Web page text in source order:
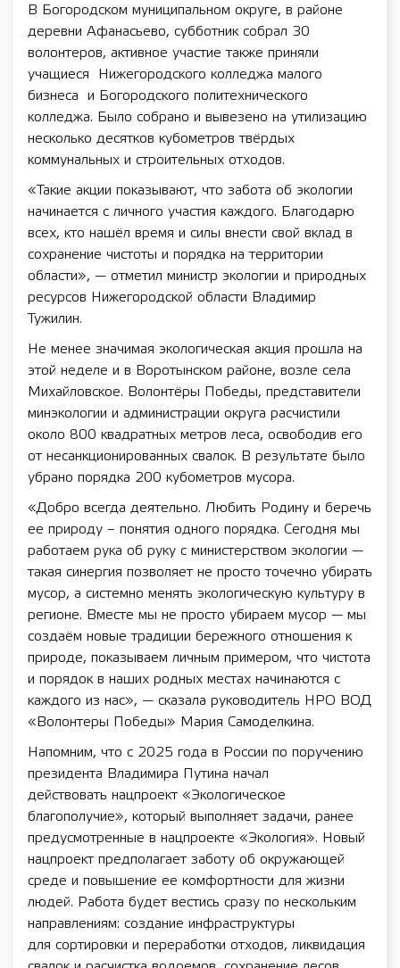
В Богородском муниципальном округе, в районе
деревни Афанасьево, субботник собрал 30
волонтеров, активное участие также приняли
учащиеся Нижегородского колледжа малого
бизнеса и Богородского политехнического
колледжа. Было собрано и вывезено на утилизацию
несколько десятков кубометров твёрдых
коммунальных и строительных отходов.
«Такие акции показывают, что забота об экологии
начинается с личного участия каждого. Благодарю
всех, кто нашёл время и силы внести свой вклад в
сохранение чистоты и порядка на территории
области», — отметил министр экологии и природных
ресурсов Нижегородской области Владимир
Тужилин.
Не менее значимая экологическая акция прошла на
этой неделе и в Воротынском районе, возле села
Михайловское. Волонтёры Победы, представители
минэкологии и администрации округа расчистили
около 800 квадратных метров леса, освободив его
от несанкционированных свалок. В результате было
убрано порядка 200 кубометров мусора.
«Добро всегда деятельно. Любить Родину и беречь
ее природу – понятия одного порядка. Сегодня мы
работаем рука об руку с министерством экологии —
такая синергия позволяет не просто точечно убирать
мусор, а системно менять экологическую культуру в
регионе. Вместе мы не просто убираем мусор — мы
создаём новые традиции бережного отношения к
природе, показываем личным примером, что чистота
и порядок в наших родных местах начинаются с
каждого из нас», — сказала руководитель НРО ВОД
«Волонтеры Победы» Мария Самоделкина.
Напомним, что с 2025 года в России по поручению
президента Владимира Путина начал
действовать нацпроект «Экологическое
благополучие», который выполняет задачи, ранее
предусмотренные в нацпроекте «Экология». Новый
нацпроект предполагает заботу об окружающей
среде и повышение ее комфортности для жизни
людей. Работа будет вестись сразу по нескольким
направлениям: создание инфраструктуры
для сортировки и переработки отходов, ликвидация